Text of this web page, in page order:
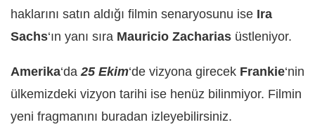
haklarını satın aldığı filmin senaryosunu ise Ira
Sachs‘ın yanı sıra Mauricio Zacharias üstleniyor.
Amerika‘da 25 Ekim‘de vizyona girecek Frankie‘nin
ülkemizdeki vizyon tarihi ise henüz bilinmiyor. Filmin
yeni fragmanını buradan izleyebilirsiniz.